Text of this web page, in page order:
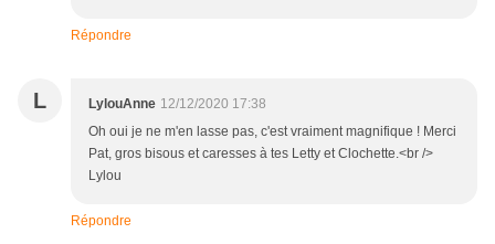
Répondre
L LylouAnne 12/12/2020 17:38
Oh oui je ne m'en lasse pas, c'est vraiment magnifique ! Merci
Pat, gros bisous et caresses à tes Letty et Clochette.<br />
Lylou
Répondre